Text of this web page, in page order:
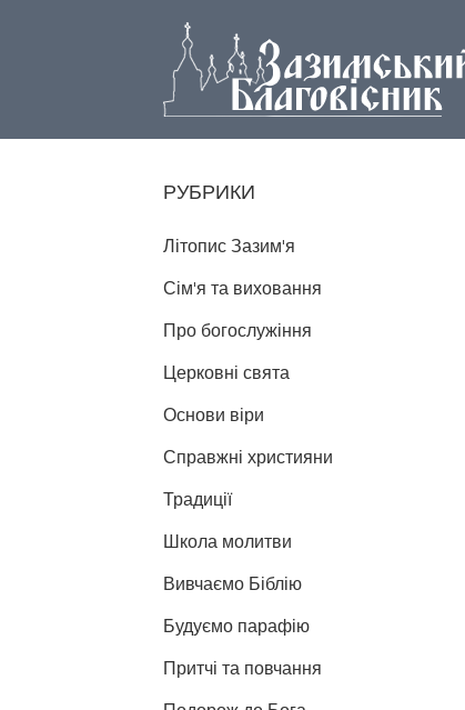
РУБРИКИ
Літопис Зазим'я
Сім'я та виховання
Про богослужіння
Церковні свята
Основи віри
Справжні християни
Традиції
Школа молитви
Вивчаємо Біблію
Будуємо парафію
Притчі та повчання